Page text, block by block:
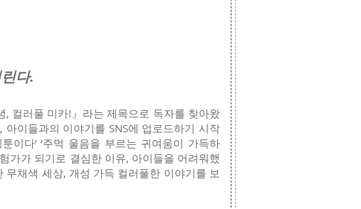
다.
컬러풀 미카!』라는 제목으로 독자를 찾아왔
이들과의 이야기를 SNS에 업로드하기 시작
이다’ ‘주먹 울음을 부르는 귀여움이 가득하
가가 되기로 결심한 이유, 아이들을 어려워했
채색 세상, 개성 가득 컬러풀한 이야기를 보